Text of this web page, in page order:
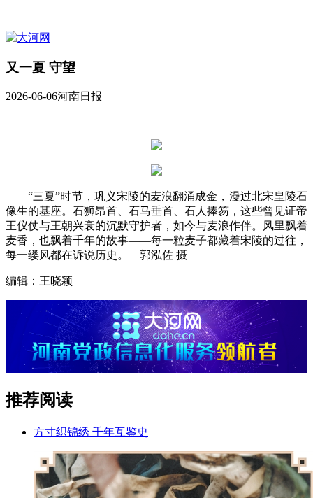
又一夏 守望
2026-06-06河南日报
“三夏”时节，巩义宋陵的麦浪翻涌成金，漫过北宋皇陵石
像生的基座。石狮昂首、石马垂首、石人捧笏，这些曾见证帝
王仪仗与王朝兴衰的沉默守护者，如今与麦浪作伴。风里飘着
麦香，也飘着千年的故事——每一粒麦子都藏着宋陵的过往，
每一缕风都在诉说历史。 郭泓佐 摄
编辑：王晓颖
推荐阅读
方寸织锦绣 千年互鉴史